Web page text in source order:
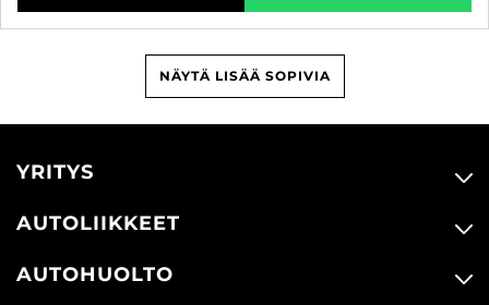
NÄYTÄ LISÄÄ SOPIVIA
YRITYS
AUTOLIIKKEET
AUTOHUOLTO